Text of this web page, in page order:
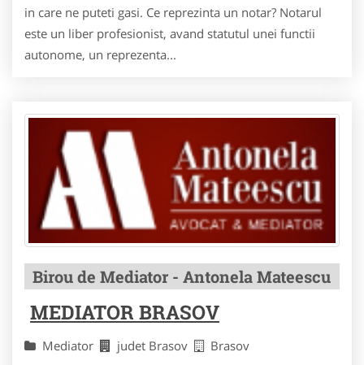
in care ne puteti gasi. Ce reprezinta un notar? Notarul
este un liber profesionist, avand statutul unei functii
autonome, un reprezenta...
Birou de Mediator - Antonela Mateescu
MEDIATOR BRASOV
Mediator judet Brasov
Brasov